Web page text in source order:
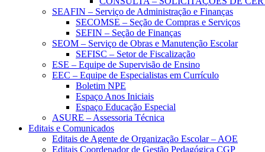
SEAFIN – Serviço de Administração e Finanças
SECOMSE – Seção de Compras e Serviços
SEFIN – Seção de Finanças
SEOM – Serviço de Obras e Manutenção Escolar
SEFISC – Setor de Fiscalização
ESE – Equipe de Supervisão de Ensino
EEC – Equipe de Especialistas em Currículo
Boletim NPE
Espaço Anos Iniciais
Espaço Educação Especial
ASURE – Assessoria Técnica
Editais e Comunicados
Editais de Agente de Organização Escolar – AOE
Editais Coordenador de Gestão Pedagógica CGP